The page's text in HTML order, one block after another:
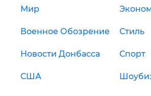
Мир
Военное Обозрение Стиль
Новости Донбасса Спорт
США